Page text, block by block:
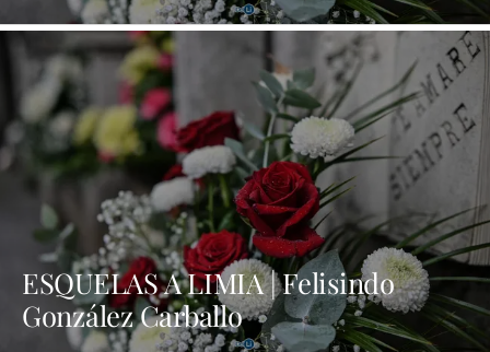
ESQUELAS A LIMIA | Felisindo
González Carballo